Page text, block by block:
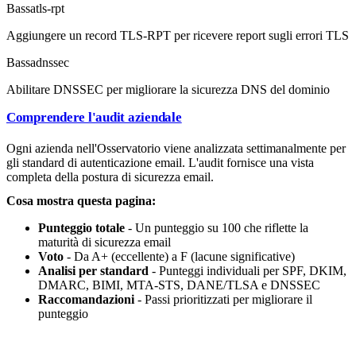
Bassatls-rpt
Aggiungere un record TLS-RPT per ricevere report sugli errori TLS
Bassadnssec
Abilitare DNSSEC per migliorare la sicurezza DNS del dominio
Comprendere l'audit aziendale
Ogni azienda nell'Osservatorio viene analizzata settimanalmente per
gli standard di autenticazione email. L'audit fornisce una vista
completa della postura di sicurezza email.
Cosa mostra questa pagina:
Punteggio totale - Un punteggio su 100 che riflette la
maturità di sicurezza email
Voto - Da A+ (eccellente) a F (lacune significative)
Analisi per standard - Punteggi individuali per SPF, DKIM,
DMARC, BIMI, MTA-STS, DANE/TLSA e DNSSEC
Raccomandazioni - Passi prioritizzati per migliorare il
punteggio